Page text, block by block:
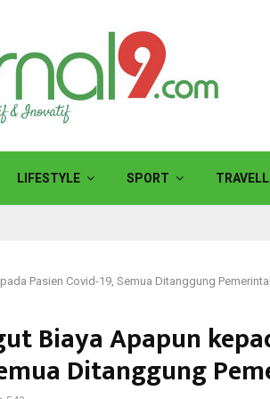
LIFESTYLE SPORT
Pasien Covid-19, Semua Ditanggung
Biaya Apapun
Ditanggung